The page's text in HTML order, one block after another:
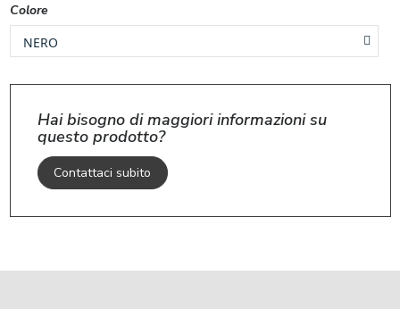
Colore
Hai bisogno di maggiori informazioni su
questo prodotto?
Contattaci subito